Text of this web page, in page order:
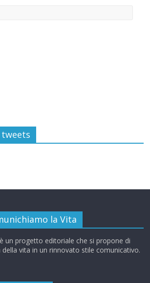
la Vita
un progetto editoriale che si propone di
vita in un rinnovato stile comunicativo.